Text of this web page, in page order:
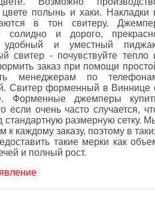
полынь и хаки. Накладки
в тон свитеру.
солидно и дорого,
и уместный
свитер - почувствуйте тепло
заказ при помощи
менеджерам по
Свитер форменный в Виннице
Форменные джемперы
если очень часто случается,
стандартную размерную сетку.
к каждому заказу, поэтому в
такие мерки как
и полный рост.